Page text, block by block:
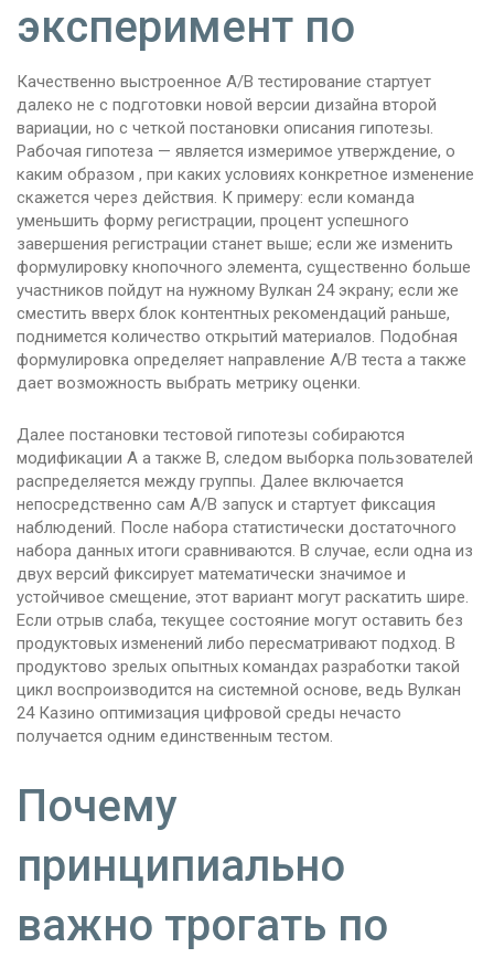
эксперимент по
Качественно выстроенное A/B тестирование стартует
далеко не с подготовки новой версии дизайна второй
вариации, но с четкой постановки описания гипотезы.
Рабочая гипотеза — является измеримое утверждение, о
каким образом , при каких условиях конкретное изменение
скажетcя через действия. К примеру: если команда
уменьшить форму регистрации, процент успешного
завершения регистрации станет выше; если же изменить
формулировку кнопочного элемента, существенно больше
участников пойдут на нужному Вулкан 24 экрану; если же
сместить вверх блок контентных рекомендаций раньше,
поднимется количество открытий материалов. Подобная
формулировка определяет направление A/B теста а также
дает возможность выбрать метрику оценки.
Далее постановки тестовой гипотезы собираются
модификации A а также B, следом выборка пользователей
распределяется между группы. Далее включается
непосредственно сам A/B запуск и стартует фиксация
наблюдений. После набора статистически достаточного
набора данных итоги сравниваются. В случае, если одна из
двух версий фиксирует математически значимое и
устойчивое смещение, этот вариант могут раскатить шире.
Если отрыв слаба, текущее состояние могут оставить без
продуктовых изменений либо пересматривают подход. В
продуктово зрелых опытных командах разработки такой
цикл воспроизводится на системной основе, ведь Вулкан
24 Казино оптимизация цифровой среды нечасто
получается одним единственным тестом.
Почему
принципиально
важно трогать по